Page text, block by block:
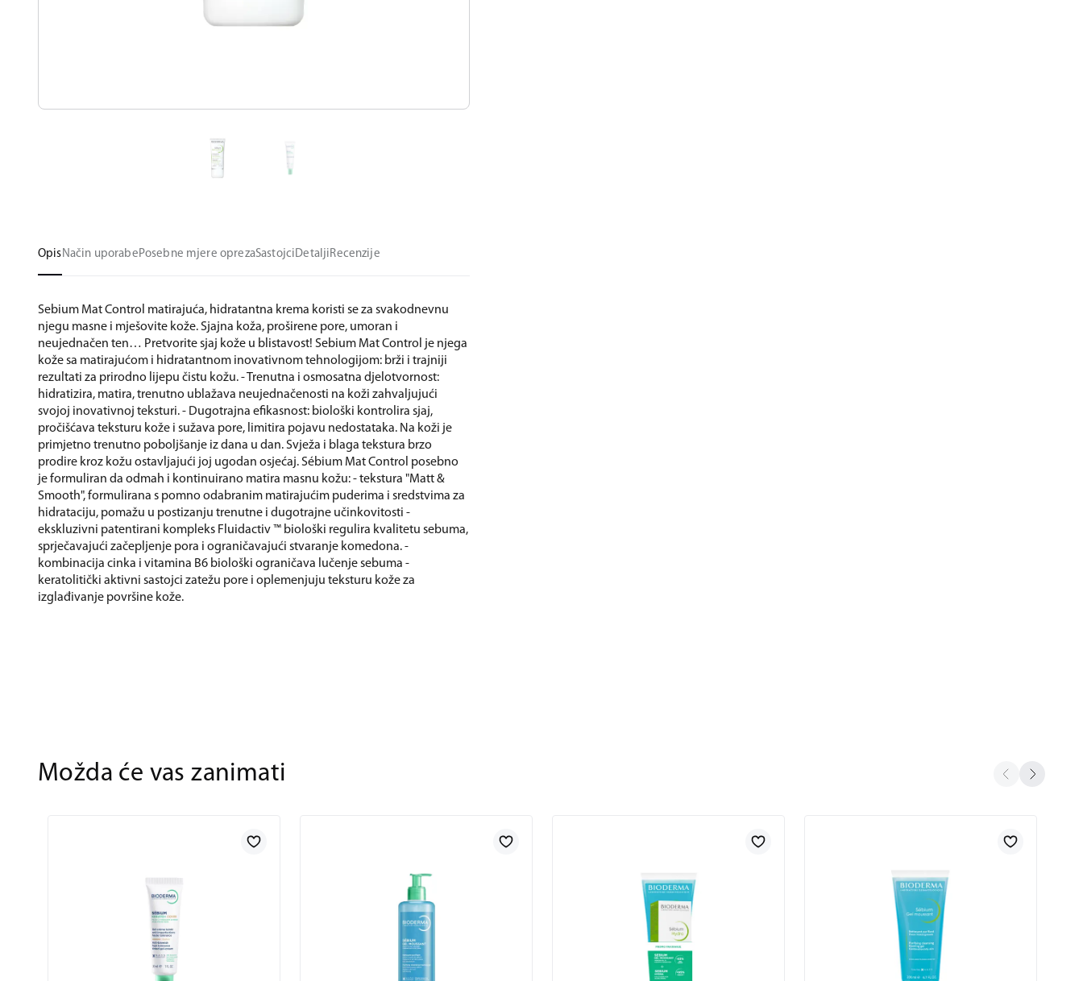
OpisNačin uporabePosebne mjere oprezaSastojciDetaljiRecenzije
Sebium Mat Control matirajuća, hidratantna krema koristi se za svakodnevnu
njegu masne i mješovite kože. Sjajna koža, proširene pore, umoran i
neujednačen ten… Pretvorite sjaj kože u blistavost! Sebium Mat Control je njega
kože sa matirajućom i hidratantnom inovativnom tehnologijom: brži i trajniji
rezultati za prirodno lijepu čistu kožu. - Trenutna i osmosatna djelotvornost:
hidratizira, matira, trenutno ublažava neujednačenosti na koži zahvaljujući
svojoj inovativnoj teksturi. - Dugotrajna efikasnost: biološki kontrolira sjaj,
pročišćava teksturu kože i sužava pore, limitira pojavu nedostataka. Na koži je
primjetno trenutno poboljšanje iz dana u dan. Svježa i blaga tekstura brzo
prodire kroz kožu ostavljajući joj ugodan osjećaj. Sébium Mat Control posebno
je formuliran da odmah i kontinuirano matira masnu kožu: - tekstura "Matt &
Smooth", formulirana s pomno odabranim matirajućim puderima i sredstvima za
hidrataciju, pomažu u postizanju trenutne i dugotrajne učinkovitosti -
ekskluzivni patentirani kompleks Fluidactiv ™ biološki regulira kvalitetu sebuma,
sprječavajući začepljenje pora i ograničavajući stvaranje komedona. -
kombinacija cinka i vitamina B6 biološki ograničava lučenje sebuma -
keratolitički aktivni sastojci zatežu pore i oplemenjuju teksturu kože za
izglađivanje površine kože.
Možda će vas zanimati